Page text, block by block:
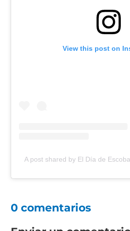
View this post on
A post shared by El Día de
0 comentarios